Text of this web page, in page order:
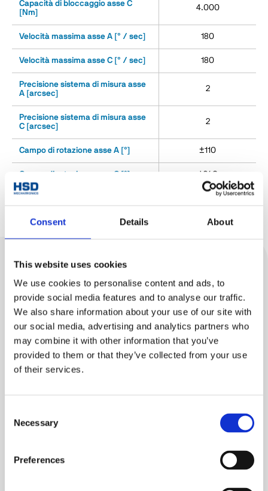
Consent Details About
This website uses cookies
We use cookies to personalise content and ads, to
provide social media features and to analyse our traffic.
We also share information about your use of our site with
our social media, advertising and analytics partners who
may combine it with other information that you’ve
provided to them or that they’ve collected from your use
of their services.
Selection
Necessary
Preferences
Capacità di bloccaggio asse C
[Nm]
4.000
Velocità massima asse A [° / sec] 180
Velocità massima asse C [° / sec] 180
Precisione sistema di misura asse
A [arcsec]
2
Precisione sistema di misura asse
C [arcsec]
2
Campo di rotazione asse A [°] ±110
Campo di rotazione asse C [°] ±360
Scopri
Prodotti correlati